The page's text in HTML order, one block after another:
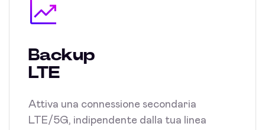
Backup
LTE
Attiva una connessione secondaria
LTE/5G, indipendente dalla tua linea